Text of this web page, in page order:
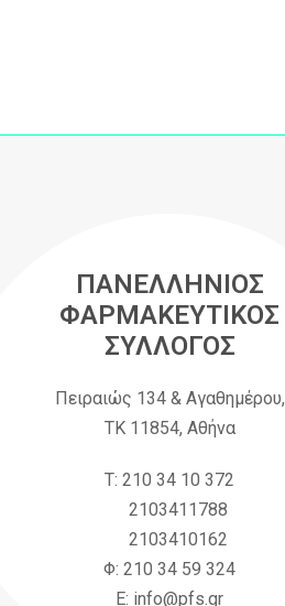
ΠΑΝΕΛΛΗΝΙΟΣ
ΦΑΡΜΑΚΕΥΤΙΚΟΣ
ΣΥΛΛΟΓΟΣ
Πειραιώς 134 & Αγαθημέρου,
ΤΚ 11854, Αθήνα
Τ: 210 34 10 372
2103411788
2103410162
Φ: 210 34 59 324
Ε: info@pfs.gr